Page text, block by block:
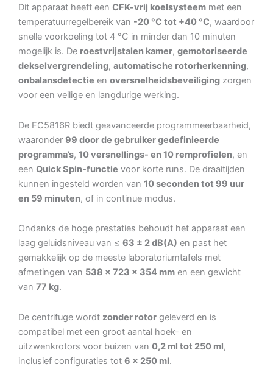
Dit apparaat heeft een CFK-vrij koelsysteem met een
temperatuurregelbereik van -20 °C tot +40 °C, waardoor
snelle voorkoeling tot 4 °C in minder dan 10 minuten
mogelijk is. De roestvrijstalen kamer, gemotoriseerde
dekselvergrendeling, automatische rotorherkenning,
onbalansdetectie en oversnelheidsbeveiliging zorgen
voor een veilige en langdurige werking.
De FC5816R biedt geavanceerde programmeerbaarheid,
waaronder 99 door de gebruiker gedefinieerde
programma’s, 10 versnellings- en 10 remprofielen, en
een Quick Spin-functie voor korte runs. De draaitijden
kunnen ingesteld worden van 10 seconden tot 99 uur
en 59 minuten, of in continue modus.
Ondanks de hoge prestaties behoudt het apparaat een
laag geluidsniveau van ≤ 63 ± 2 dB(A) en past het
gemakkelijk op de meeste laboratoriumtafels met
afmetingen van 538 × 723 × 354 mm en een gewicht
van 77 kg.
De centrifuge wordt zonder rotor geleverd en is
compatibel met een groot aantal hoek- en
uitzwenkrotors voor buizen van 0,2 ml tot 250 ml,
inclusief configuraties tot 6 × 250 ml.